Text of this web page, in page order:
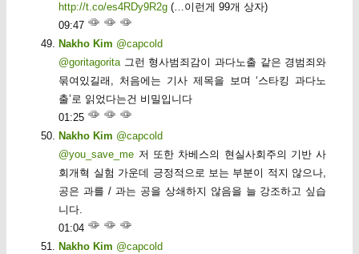
http://t.co/es4RDy9R2g (…이런게 99개 상자)
09:47
Nakho Kim @capcold
@goritagorita그런 형사범죄감이 과다노출 같은 경범죄와
묶여있길래, 처음에는 기사 제목을 보며 ‘스타킹 과다노
출’로 읽었다는건 비밀입니다
01:25
Nakho Kim @capcold
@you_save_me 저 또한 차베스의 현실사회주의 기반 사
회개혁 실험 가운데 긍정적으로 보는 부분이 적지 않으나,
공은 과를 / 과는 공을 상쇄하지 않음을 늘 강조하고 싶습
니다.
01:04
Nakho Kim @capcold